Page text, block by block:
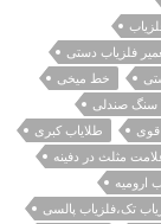
فلزیاب دستی
خط میخی
سنگ صندلی
قوی
طلایاب کبری
مثلث در دفینه
ارومیه
تک،فلزیاب پالسی